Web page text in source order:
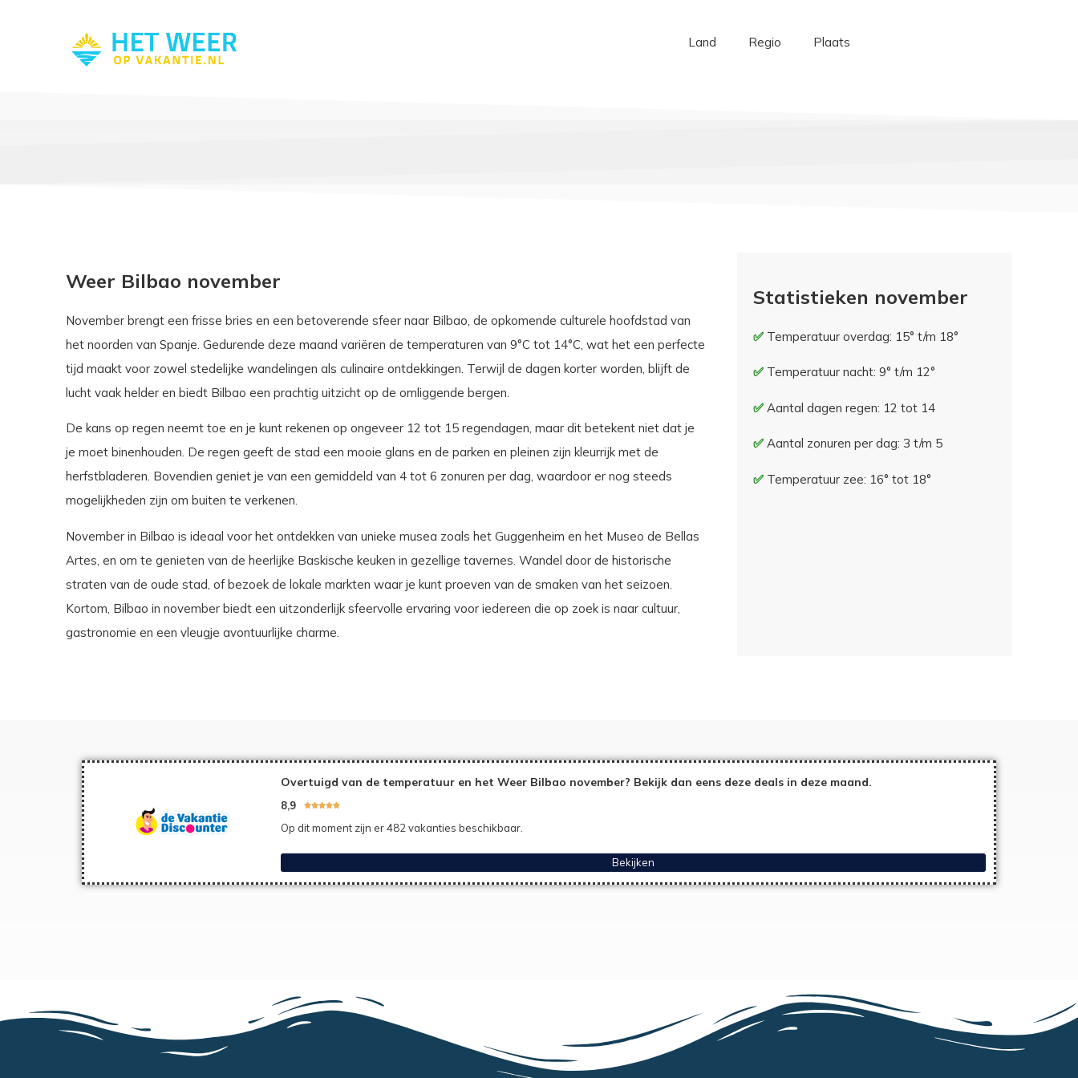
Land Regio Plaats
Weer Bilbao november
November brengt een frisse bries en een betoverende sfeer naar Bilbao, de opkomende culturele hoofdstad van
het noorden van Spanje. Gedurende deze maand variëren de temperaturen van 9°C tot 14°C, wat het een perfecte
tijd maakt voor zowel stedelijke wandelingen als culinaire ontdekkingen. Terwijl de dagen korter worden, blijft de
lucht vaak helder en biedt Bilbao een prachtig uitzicht op de omliggende bergen.
De kans op regen neemt toe en je kunt rekenen op ongeveer 12 tot 15 regendagen, maar dit betekent niet dat je
je moet binenhouden. De regen geeft de stad een mooie glans en de parken en pleinen zijn kleurrijk met de
herfstbladeren. Bovendien geniet je van een gemiddeld van 4 tot 6 zonuren per dag, waardoor er nog steeds
mogelijkheden zijn om buiten te verkenen.
November in Bilbao is ideaal voor het ontdekken van unieke musea zoals het Guggenheim en het Museo de Bellas
Artes, en om te genieten van de heerlijke Baskische keuken in gezellige tavernes. Wandel door de historische
straten van de oude stad, of bezoek de lokale markten waar je kunt proeven van de smaken van het seizoen.
Kortom, Bilbao in november biedt een uitzonderlijk sfeervolle ervaring voor iedereen die op zoek is naar cultuur,
gastronomie en een vleugje avontuurlijke charme.
Statistieken november
Temperatuur overdag: 15° t/m 18°
Temperatuur nacht: 9° t/m 12°
Aantal dagen regen: 12 tot 14
Aantal zonuren per dag: 3 t/m 5
Temperatuur zee: 16° tot 18°
Overtuigd van de temperatuur en het Weer Bilbao november? Bekijk dan eens deze deals in deze maand.
8,9 
Op dit moment zijn er 482 vakanties beschikbaar.
Bekijken